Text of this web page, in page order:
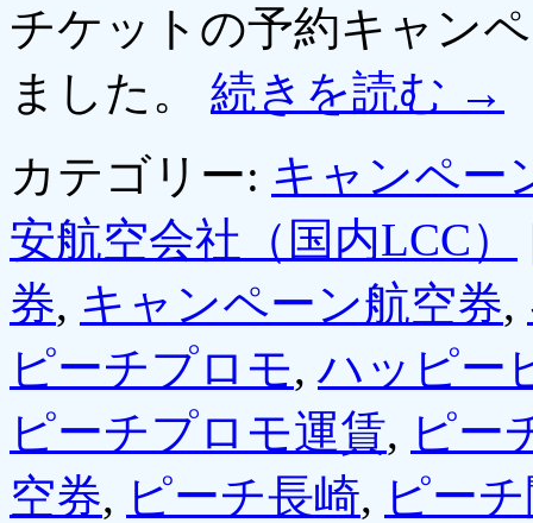
チケットの予約キャン
ました。 続きを読む →
カテゴリー: キャンペー
安航空会社（国内LCC）
券, キャンペーン航空券,
ピーチプロモ,ハッピー
ピーチプロモ運賃, ピー
空券, ピーチ長崎, ピー